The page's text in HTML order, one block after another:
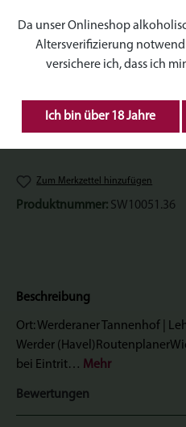
auswählen
Produkt Anzahl: Gib
Zum Merkzettel hinzufügen
Produktnummer: SW10051.36
Beschreibung
Ort: Werderaner Tannenhof |
Werder
bei Eintrit… Mehr
Bewertungen
Da unser Onlineshop
Altersverifizierung
versichere ich, dass ich
Ich bin über 18 Jahre